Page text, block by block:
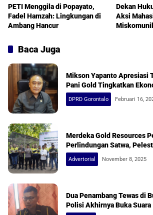
PETI Menggila di Popayato,
Fadel Hamzah: Lingkungan di
Ambang Hancur
Dekan
Aksi
Baca Juga
Mikson Yapanto Apresiasi
Pani Gold Tingkatkan
DPRD Gorontalo Februari 16,
Merdeka Gold Resources
Perlindungan Satwa,
Advertorial November 8, 2025
Dua Penambang Tewas di
Polisi Akhirnya Buka Suara